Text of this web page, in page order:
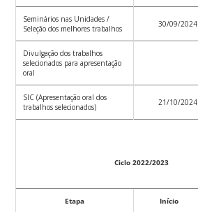
Seminários nas Unidades /
Seleção dos melhores trabalhos
30/09/2024
Divulgação dos trabalhos
selecionados para apresentação
oral
SIC (Apresentação oral dos
trabalhos selecionados)
21/10/2024
Ciclo 2022/2023
Etapa Início